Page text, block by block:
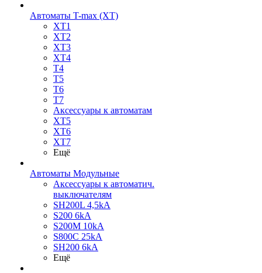
Автоматы T-max (XT)
XT1
XT2
XT3
XT4
T4
T5
T6
T7
Аксессуары к автоматам
XT5
XT6
XT7
Ещё
Автоматы Модульные
Аксессуары к автоматич.
выключателям
SH200L 4,5kA
S200 6kA
S200M 10kA
S800C 25kA
SH200 6kA
Ещё